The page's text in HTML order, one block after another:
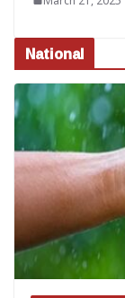
National